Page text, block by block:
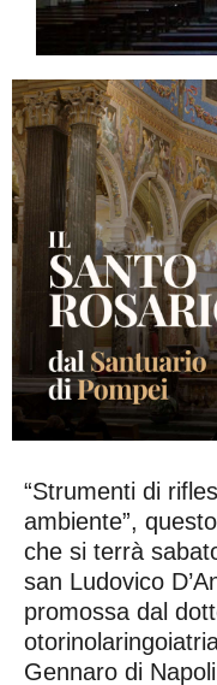
“Strumenti di
ambiente”,
che si terrà
san Ludovico
promossa dal
Gennaro di